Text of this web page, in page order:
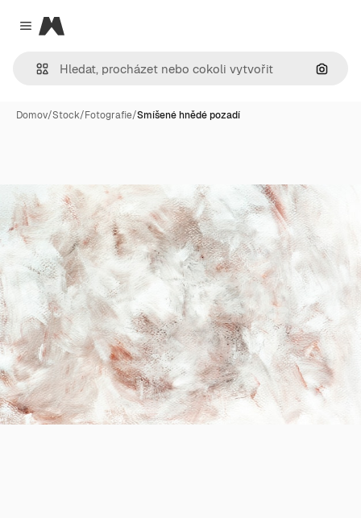
Close menu
Magnific
Hledat
Domov/Stock/Fotografie/Smíšené hnědé pozadí